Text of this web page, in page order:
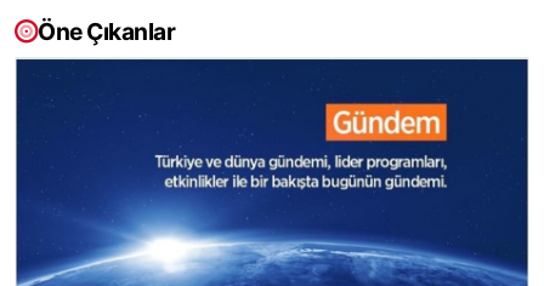
Öne Çıkanlar